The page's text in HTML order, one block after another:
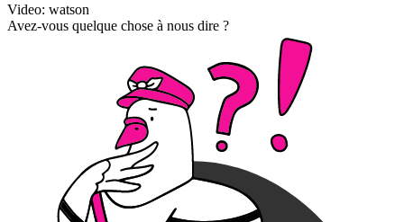
Video: watson
Avez-vous quelque chose à nous dire ?